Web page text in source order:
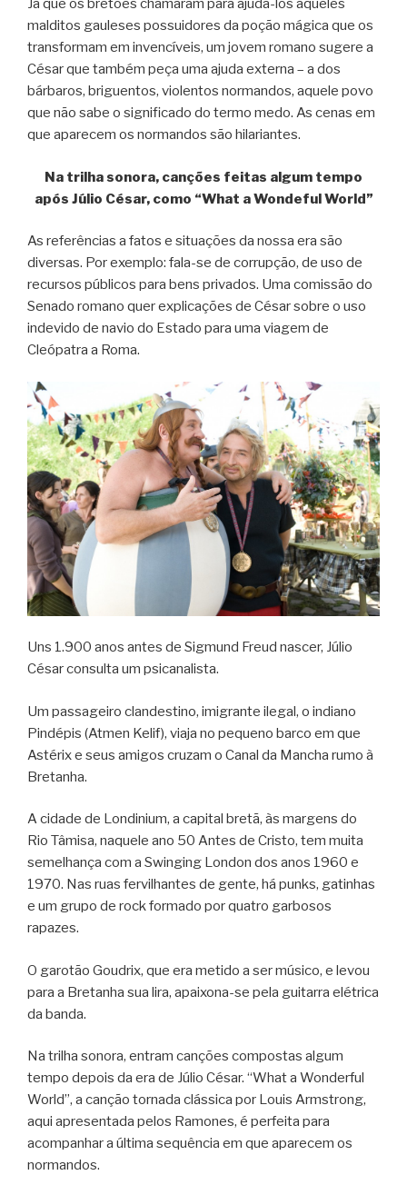
Já que os bretões chamaram para ajudá-los aqueles
malditos gauleses possuidores da poção mágica que os
transformam em invencíveis, um jovem romano sugere a
César que também peça uma ajuda externa – a dos
bárbaros, briguentos, violentos normandos, aquele povo
que não sabe o significado do termo medo. As cenas em
que aparecem os normandos são hilariantes.
Na trilha sonora, canções feitas algum tempo
após Júlio César, como “What a Wondeful World”
As referências a fatos e situações da nossa era são
diversas. Por exemplo: fala-se de corrupção, de uso de
recursos públicos para bens privados. Uma comissão do
Senado romano quer explicações de César sobre o uso
indevido de navio do Estado para uma viagem de
Cleópatra a Roma.
Uns 1.900 anos antes de Sigmund Freud nascer, Júlio
César consulta um psicanalista.
Um passageiro clandestino, imigrante ilegal, o indiano
Pindépis (Atmen Kelif), viaja no pequeno barco em que
Astérix e seus amigos cruzam o Canal da Mancha rumo à
Bretanha.
A cidade de Londinium, a capital bretã, às margens do
Rio Tâmisa, naquele ano 50 Antes de Cristo, tem muita
semelhança com a Swinging London dos anos 1960 e
1970. Nas ruas fervilhantes de gente, há punks, gatinhas
e um grupo de rock formado por quatro garbosos
rapazes.
O garotão Goudrix, que era metido a ser músico, e levou
para a Bretanha sua lira, apaixona-se pela guitarra elétrica
da banda.
Na trilha sonora, entram canções compostas algum
tempo depois da era de Júlio César. “What a Wonderful
World”, a canção tornada clássica por Louis Armstrong,
aqui apresentada pelos Ramones, é perfeita para
acompanhar a última sequência em que aparecem os
normandos.